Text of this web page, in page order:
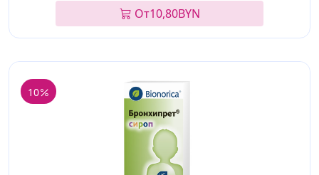
От10,80BYN
10